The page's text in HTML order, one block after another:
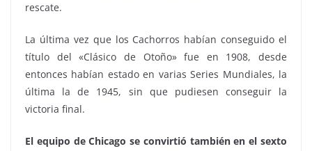
rescate.
La última vez que los Cachorros habían conseguido el
título del «Clásico de Otoño» fue en 1908, desde
entonces habían estado en varias Series Mundiales, la
última la de 1945, sin que pudiesen conseguir la
victoria final.
El equipo de Chicago se convirtió también en el sexto